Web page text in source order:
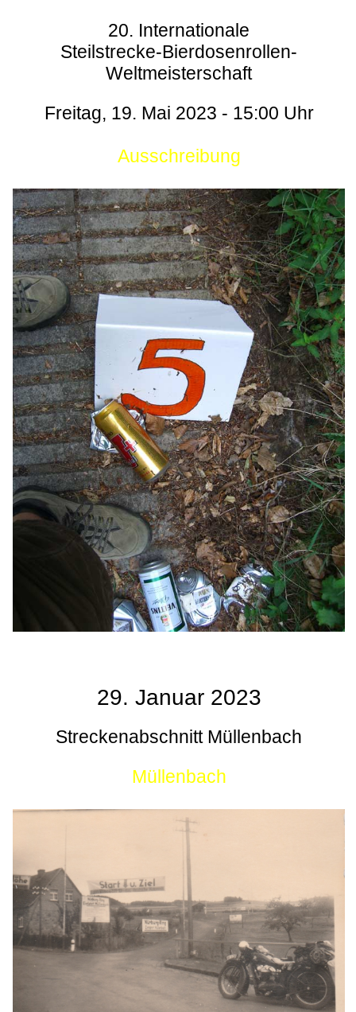
20. Internationale
Steilstrecke-Bierdosenrollen-
Weltmeisterschaft
Freitag, 19. Mai 2023 - 15:00 Uhr
Ausschreibung
29. Januar 2023
Streckenabschnitt Müllenbach
Müllenbach